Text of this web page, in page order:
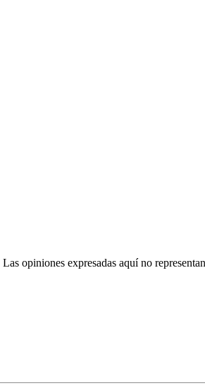
opiniones expresadas aquí no